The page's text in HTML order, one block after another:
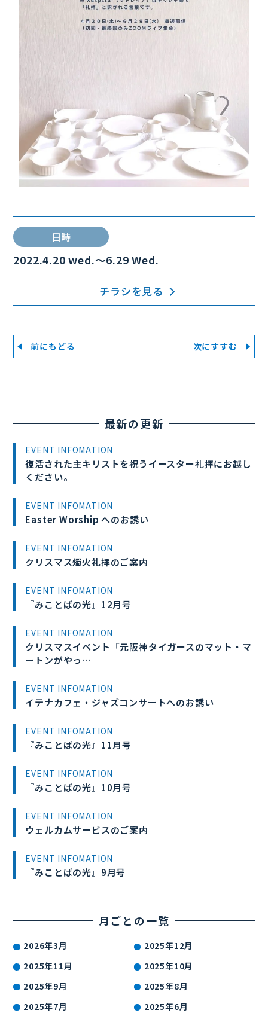
日時
2022.4.20 wed.～6.29 Wed.
チラシを見る
前にもどる 次にすすむ
最新の更新
EVENT INFOMATION
復活された主キリストを祝うイースター礼拝にお越し
ください。
EVENT INFOMATION
Easter Worship へのお誘い
EVENT INFOMATION
クリスマス燭火礼拝のご案内
EVENT INFOMATION
『みことばの光』12月号
EVENT INFOMATION
クリスマスイベント「元阪神タイガースのマット・マ
ートンがやっ…
EVENT INFOMATION
イテナカフェ・ジャズコンサートへのお誘い
EVENT INFOMATION
『みことばの光』11月号
EVENT INFOMATION
『みことばの光』10月号
EVENT INFOMATION
ウェルカムサービスのご案内
EVENT INFOMATION
『みことばの光』9月号
月ごとの一覧
2026年3月
2025年12月
2025年11月
2025年10月
2025年9月
2025年8月
2025年7月
2025年6月